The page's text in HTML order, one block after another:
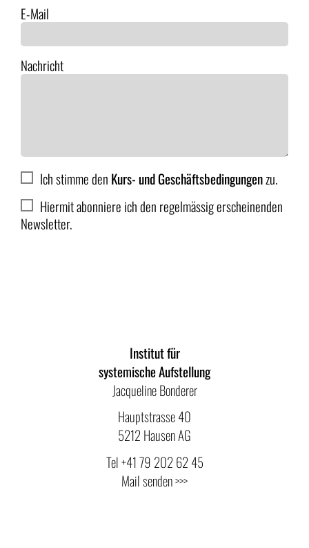
E-Mail
Nachricht
Ich stimme den Kurs- und Geschäftsbedingungenzu.
Hiermit abonniere ich den regelmässig erscheinenden
Newsletter.
Institut für
systemische Aufstellung
Jacqueline Bonderer
Hauptstrasse 40
5212 Hausen AG
Tel+41 79 202 62 45
Mail senden >>>